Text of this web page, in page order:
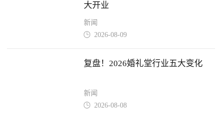
大开业
新闻
 2026-08-09
复盘！2026婚礼堂行业五大变化
新闻
 2026-08-08